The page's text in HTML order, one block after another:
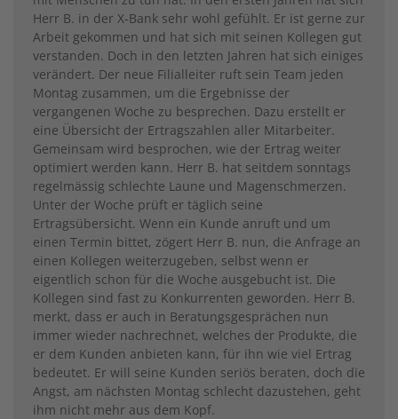
Herr B. in der X-Bank sehr wohl gefühlt. Er ist gerne zur
Arbeit gekommen und hat sich mit seinen Kollegen gut
verstanden. Doch in den letzten Jahren hat sich einiges
verändert. Der neue Filialleiter ruft sein Team jeden
Montag zusammen, um die Ergebnisse der
vergangenen Woche zu besprechen. Dazu erstellt er
eine Übersicht der Ertragszahlen aller Mitarbeiter.
Gemeinsam wird besprochen, wie der Ertrag weiter
optimiert werden kann. Herr B. hat seitdem sonntags
regelmässig schlechte Laune und Magenschmerzen.
Unter der Woche prüft er täglich seine
Ertragsübersicht. Wenn ein Kunde anruft und um
einen Termin bittet, zögert Herr B. nun, die Anfrage an
einen Kollegen weiterzugeben, selbst wenn er
eigentlich schon für die Woche ausgebucht ist. Die
Kollegen sind fast zu Konkurrenten geworden. Herr B.
merkt, dass er auch in Beratungsgesprächen nun
immer wieder nachrechnet, welches der Produkte, die
er dem Kunden anbieten kann, für ihn wie viel Ertrag
bedeutet. Er will seine Kunden seriös beraten, doch die
Angst, am nächsten Montag schlecht dazustehen, geht
ihm nicht mehr aus dem Kopf.